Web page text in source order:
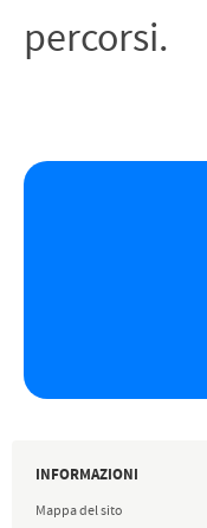
percorsi.
INFORMAZIONI
Mappa del sito